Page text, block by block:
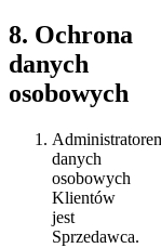
8. Ochrona
danych
osobowych
danych
osobowych
Klientów
jest
Sprzedawca.